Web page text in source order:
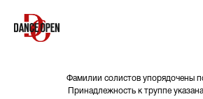
Фамилии солистов упорядочены
Принадлежность к труппе